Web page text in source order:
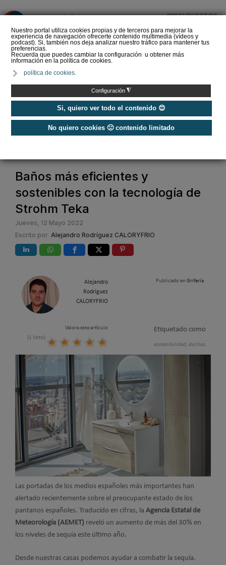
Nuestro portal utiliza cookies propias y de terceros para mejorar la
experiencia de navegación ofrecerte contenido multimedia (vídeos y
podcast). Si, también nos deja analizar nuestro tráfico para mantener tus
preferencias.
Recuerda que puedes cambiar la configuración u obtener más
información en la política de cookies.
política de cookies.
Configuración ◮
Si, quiero ver todo el contenido 😊
No quiero cookies 🙁 contenido limitado
PRESUPUESTOS
generación en sistemas
de expansión para t…
Baño y agua / Grifería
/
Baños más eficientes y
sostenibles con la tecnología de
Strohm Teka
Jueves, 12 Mayo 2022
Escrito por Alejandro Rodríguez CALORYFRIO
Alejandro
Rodríguez
CALORYFRIO
Publicado en Grifería
Valora este artículo
(1 Voto)
Etiquetado como
sostenibilidad, duchas,
Las portadas de los medios españoles más importantes han
alertado recientemente sobre el preocupante estado de los
pantanos españoles. Traducido en cifras, la Agencia Estatal de
Meteorología (AEMET) reveló un aumento de más del 30% en
los niveles de sequía este último año.
Desde nuestras casas podemos ayudar a combatir la sequía.